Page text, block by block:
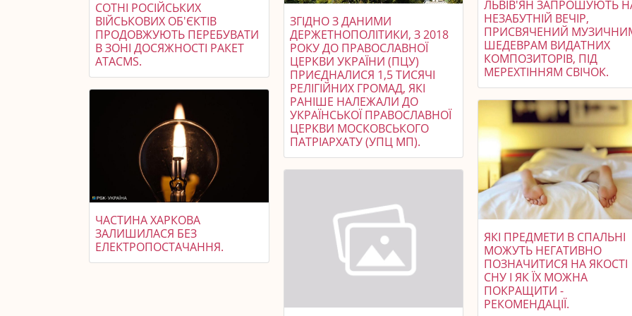
СОТНІ РОСІЙСЬКИХ
ВІЙСЬКОВИХ ОБ'ЄКТІВ
ПРОДОВЖУЮТЬ ПЕРЕБУВАТИ
В ЗОНІ ДОСЯЖНОСТІ РАКЕТ
ATACMS.
ЧАСТИНА ХАРКОВА
ЗАЛИШИЛАСЯ БЕЗ
ЕЛЕКТРОПОСТАЧАННЯ.
ЗГІДНО З ДАНИМИ
ДЕРЖЕТНОПОЛІТИКИ, З 2018
РОКУ ДО ПРАВОСЛАВНОЇ
ЦЕРКВИ УКРАЇНИ (ПЦУ)
ПРИЄДНАЛИСЯ 1,5 ТИСЯЧІ
РЕЛІГІЙНИХ ГРОМАД, ЯКІ
РАНІШЕ НАЛЕЖАЛИ ДО
УКРАЇНСЬКОЇ ПРАВОСЛАВНОЇ
ЦЕРКВИ МОСКОВСЬКОГО
ПАТРІАРХАТУ (УПЦ МП).
ЛЬВІВ'ЯН ЗАПРОШУЮТЬ
НЕЗАБУТНІЙ ВЕЧІР,
ПРИСВЯЧЕНИЙ
ШЕДЕВРАМ ВИДАТНИХ
КОМПОЗИТОРІВ, ПІД
МЕРЕХТІННЯМ СВІЧОК.
ЯКІ ПРЕДМЕТИ В СПАЛЬНІ
МОЖУТЬ НЕГАТИВНО
ПОЗНАЧИТИСЯ НА ЯКОСТІ
СНУ І ЯК ЇХ МОЖНА
ПОКРАЩИТИ -
РЕКОМЕНДАЦІЇ.